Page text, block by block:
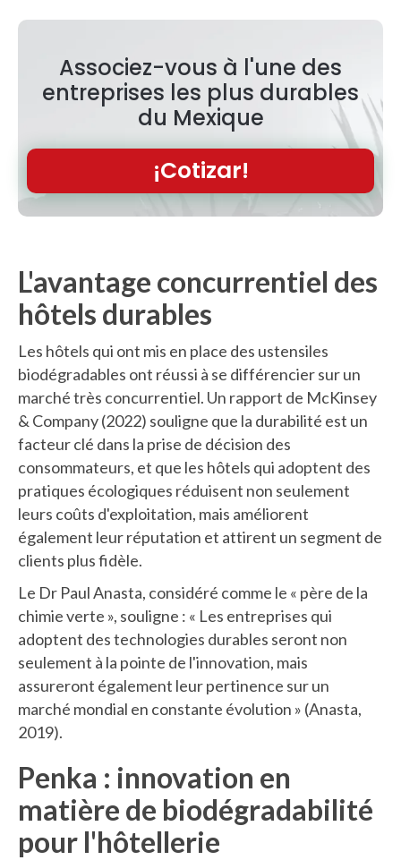
Associez-vous à l'une des
entreprises les plus durables
du Mexique
¡Cotizar!
L'avantage concurrentiel des
hôtels durables
Les hôtels qui ont mis en place des ustensiles
biodégradables ont réussi à se différencier sur un
marché très concurrentiel. Un rapport de McKinsey
& Company (2022) souligne que la durabilité est un
facteur clé dans la prise de décision des
consommateurs, et que les hôtels qui adoptent des
pratiques écologiques réduisent non seulement
leurs coûts d'exploitation, mais améliorent
également leur réputation et attirent un segment de
clients plus fidèle.
Le Dr Paul Anasta, considéré comme le « père de la
chimie verte », souligne : « Les entreprises qui
adoptent des technologies durables seront non
seulement à la pointe de l'innovation, mais
assureront également leur pertinence sur un
marché mondial en constante évolution » (Anasta,
2019).
Penka : innovation en
matière de biodégradabilité
pour l'hôtellerie